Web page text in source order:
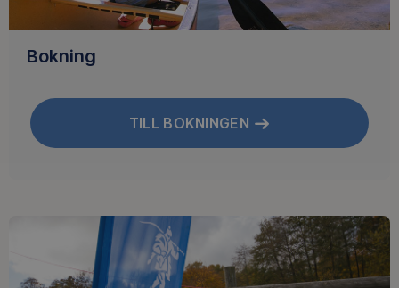
Bokning
TILL BOKNINGEN